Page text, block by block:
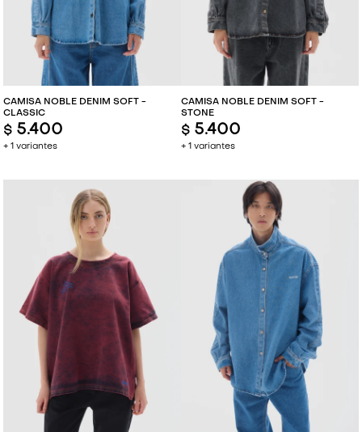
CAMISA NOBLE DENIM SOFT -
CLASSIC
+ 1 variantes
$ 5.400
CAMISA NOBLE DENIM SOFT -
STONE
+ 1 variantes
$ 5.400